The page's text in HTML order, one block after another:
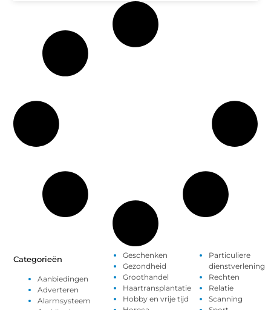
Categorieën
Aanbiedingen
Adverteren
Alarmsysteem
Geschenken
Gezondheid
Groothandel
Haartransplantatie
Hobby en vrije tijd
Particuliere
dienstverlening
Rechten
Relatie
Scanning